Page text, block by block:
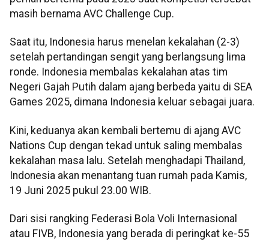
masih bernama AVC Challenge Cup.
Saat itu, Indonesia harus menelan kekalahan (2-3)
setelah pertandingan sengit yang berlangsung lima
ronde. Indonesia membalas kekalahan atas tim
Negeri Gajah Putih dalam ajang berbeda yaitu di SEA
Games 2025, dimana Indonesia keluar sebagai juara.
Kini, keduanya akan kembali bertemu di ajang AVC
Nations Cup dengan tekad untuk saling membalas
kekalahan masa lalu. Setelah menghadapi Thailand,
Indonesia akan menantang tuan rumah pada Kamis,
19 Juni 2025 pukul 23.00 WIB.
Dari sisi rangking Federasi Bola Voli Internasional
atau FIVB, Indonesia yang berada di peringkat ke-55